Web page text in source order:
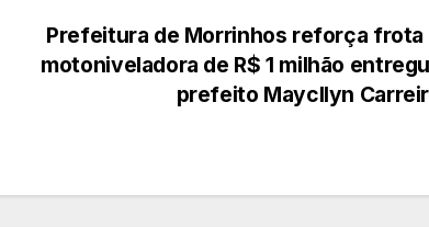
Prefeitura de Morrinhos reforça frota
motoniveladora de R$ 1 milhão
prefeito Maycllyn